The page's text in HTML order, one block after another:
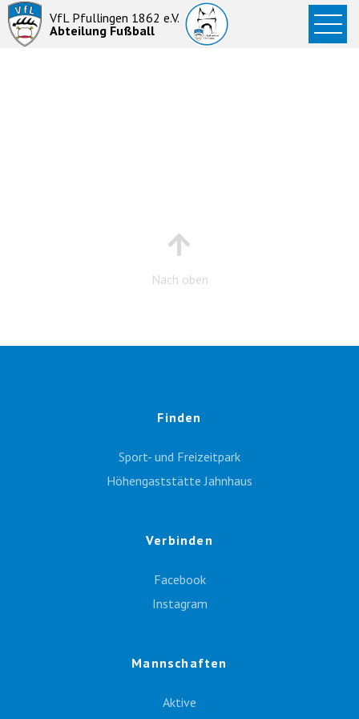
VfL Pfullingen 1862 e.V.
Abteilung Fußball
Startseite
News
Nach oben
Finden
Sport- und Freizeitpark
Höhengaststätte Jahnhaus
Verbinden
Facebook
Instagram
Mannschaften
Aktive